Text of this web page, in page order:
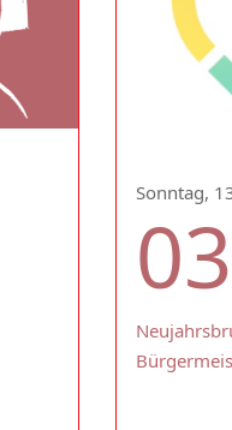
Sonntag,